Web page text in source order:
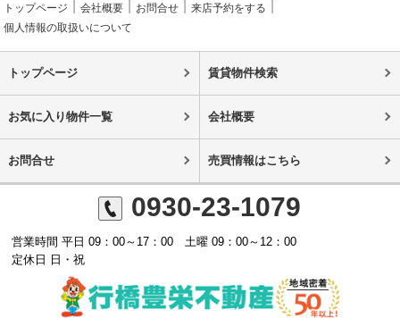
トップページ 会社概要 お問合せ
来店予約をする
個人情報の取扱いについて
トップページ 賃貸物件検索
お気に入り物件一覧 会社概要
お問合せ 売買情報はこちら
0930-23-1079
営業時間 平日 09：00～17：00 土曜 09：00～12：00
定休日 日・祝